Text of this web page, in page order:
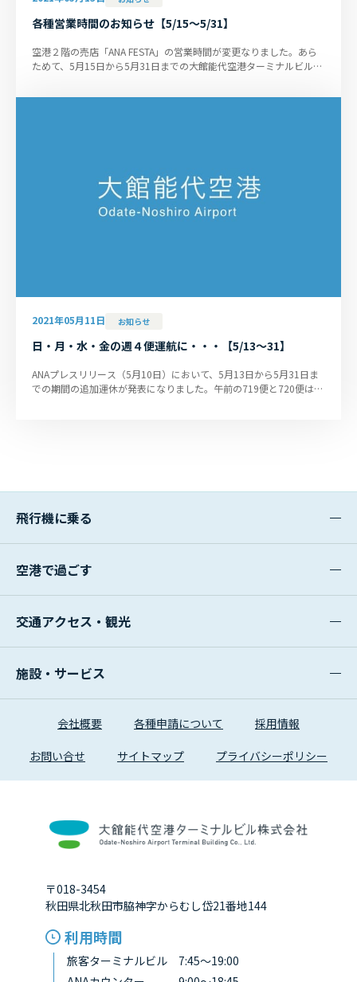
各種営業時間のお知らせ【5/15～5/31】
空港２階の売店「ANA FESTA」の営業時間が変更なりました。あら
ためて、5月15日から5月31日までの大館能代空港ターミナルビルの
2021年05月11日 お知らせ
日・月・水・金の週４便運航に・・・【5/13～31】
ANAプレスリリース（5月10日）において、5月13日から5月31日ま
での期間の追加運休が発表になりました。午前の719便と720便は、
飛行機に乗る
空港で過ごす
交通アクセス・観光
施設・サービス
会社概要 各種申請について 採用情報
お問い合せ サイトマップ プライバシーポリシー
〒018-3454
秋田県北秋田市脇神字からむし岱21番地144
利用時間
旅客ターミナルビル 7:45～19:00